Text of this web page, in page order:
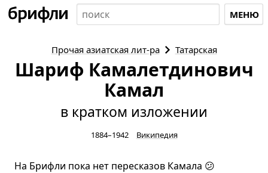
МЕНЮ
Прочая азиатская лит-ра Татарская
Шариф Камалетдинович
Камал
в кратком изложении
1884–1942 Википедия
На Брифли пока нет пересказов Камала 😕